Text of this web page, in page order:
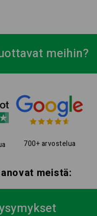
meihin?
700+ arvostelua
meistä: